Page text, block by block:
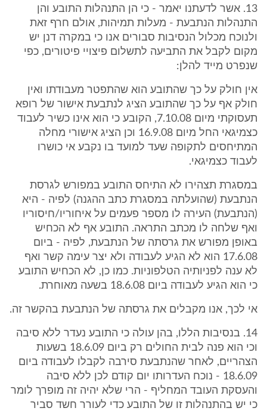
13. אשר לדעתנו יאמר - כי הן התנהלות התובע והן
התנהלות הנתבעת - מעלות תמיהות, אולם חרף זאת
ולנוכח מכלול הנסיבות סבורים אנו כי במקרה דנן יש
מקום לקבל את התביעה לתשלום פיצויי פיטורים, כפי
שנפרט מייד להלן:
אין חולק על כך שהתובע הוא שהתפטר מעבודתו ואין
חולק אף על כך שהתובע הציג לנתבעת אישור של רופא
תעסוקתי מיום 7.10.08, הקובע כי הוא אינו כשיר לעבוד
כצמיגאי החל מיום 16.9.08 וכן הציג אישורי מחלה
המתיחסים לתקופה שעד למועד בו נקבע אי כושרו
לעבוד כצמיגאי.
במסגרת תצהירו לא התיחס התובע במפורש לגרסת
הנתבעת (שהועלתה במסגרת כתב ההגנה) לפיה - היא
(הנתבעת) העירה לו מספר פעמים על איחוריו/חיסוריו
ואף שלחה לו מכתב התראה. התובע אף לא הכחיש
באופן מפורש את גרסתה של הנתבעת, לפיה - ביום
17.6.08 הוא לא הגיע לעבודה ולא יצר עימה קשר ואף
לא ענה לפניותיה הטלפוניות. כמו כן, לא הכחיש התובע
כי הוא הגיע לעבודה ביום 18.6.08 בשעה מאוחרת.
אי לכך, אנו מקבלים את גרסתה של הנתבעת בהקשר זה.
14. בנסיבות הללו, בהן עולה כי התובע נעדר ללא סיבה
וכי הוא פנה לבית החולים רק ביום 18.6.09 בשעות
הצהריים, לאחר שהנתבעת סירבה לקבלו לעבודה ביום
18.6.09 - נוכח העדרותו יום קודם לכן ללא סיבה
והעסקת העובד המחליף - הרי שלא יהיה זה מופרך לומר
כי יש בהתנהלות זו של התובע כדי לעורר חשד סביר